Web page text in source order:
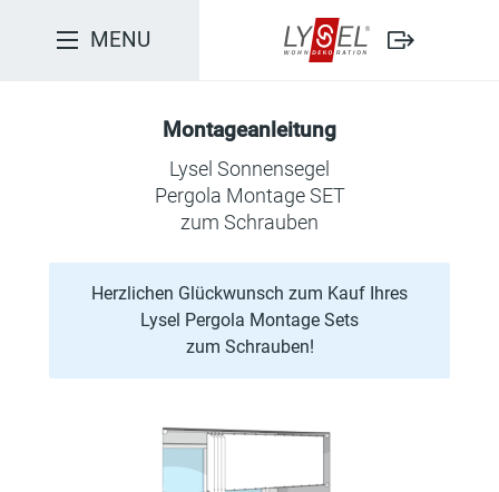
MENU
Anleitung drucken
Packungsinhalt
1. Zusammenbau der Spannschrauben
2. Position anzeichnen
3. Vorbohren und Verschrauben der Abspannhaken
Montageanleitung
Lysel Sonnensegel
Pergola Montage SET
zum Schrauben
Herzlichen Glückwunsch zum Kauf Ihres
Lysel Pergola Montage Sets
zum Schrauben!